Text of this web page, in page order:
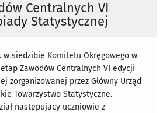
Centralnych VI
Statystycznej
w siedzibie Komitetu Okręgowego w
Zawodów Centralnych VI edycji
zorganizowanej przez Główny Urząd
Towarzystwo Statystyczne.
następujący uczniowie z